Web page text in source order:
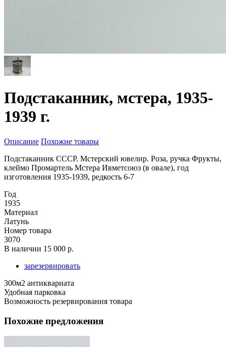
Подстаканник, мстера, 1935-
1939 г.
Описание Похожие товары
Подстаканник СССР. Мстерский ювелир. Роза, ручка Фрукты,
клеймо Промартель Мстера Ивметсоюз (в овале), год
изготовления 1935-1939, редкость 6-7
Год
1935
Материал
Латунь
Номер товара
3070
В наличии 15 000 р.
зарезервировать
300м2 антиквариата
Удобная парковка
Возможность резервирования товара
Похожие предложения